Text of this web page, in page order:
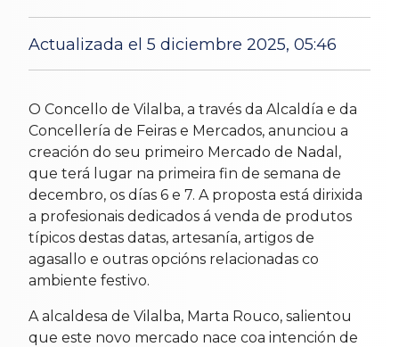
Actualizada el 5 diciembre 2025, 05:46
15 Nov 2025
O Concello de Vilalba, a través da Alcaldía e da
Concellería de Feiras e Mercados, anunciou a
creación do seu primeiro Mercado de Nadal,
que terá lugar na primeira fin de semana de
decembro, os días 6 e 7. A proposta está dirixida
a profesionais dedicados á venda de produtos
típicos destas datas, artesanía, artigos de
agasallo e outras opcións relacionadas co
ambiente festivo.
A alcaldesa de Vilalba, Marta Rouco, salientou
que este novo mercado nace coa intención de